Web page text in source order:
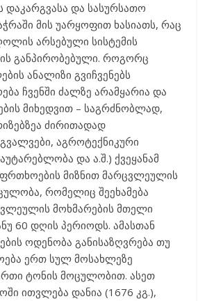
დაკარგვასა და სასურსათო
მის უარყოფით ხასიათს, რაც
არსებული სისტემის
განპირობებული. როგორც
ანალიზი გვიჩვენებს
ჩვენში ძალზე არამყარია და
მიხედვით – საგრძნობლად,
ძირითადად
აგროტექნიკური
და ა.შ.) ქვეყანამ
მიზნით მარცვლეულის
რომელიც შეეხამება
მოხმარების მთელი
60 დღის პერიოდს. ამასთან
ოდენობა განისაზღვრება თუ
ერთ სულ მოსახლეზე
ტონის მოცულობით. ასეთ
ითვლება დანია (1676 კგ.),